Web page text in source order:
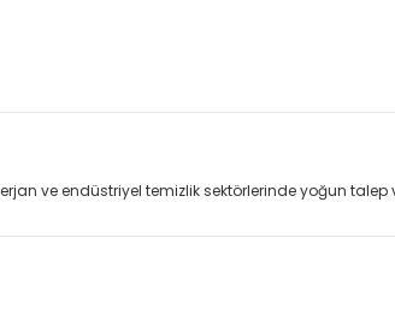
ve endüstriyel temizlik sektörlerinde yoğun talep